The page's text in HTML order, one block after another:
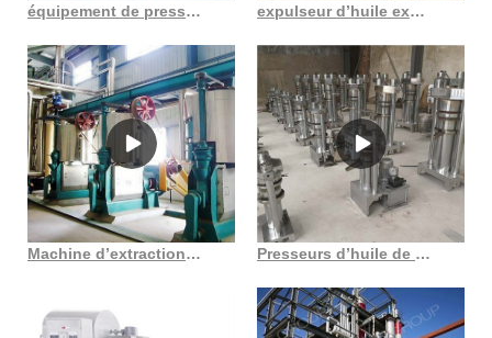
équipement de presse à huile à vis machine amec 6yl 160 du Burkina Faso en Côte d’Ivoire expulseur d’huile exportateur d’expulseur de bébé de Vadodara au Cameroun
Machine d’extraction d’huile de germe de maïs à haut rendement 2023 en France Presseurs d’huile de cacao prensa manteca de cacao en Côte d’Ivoire